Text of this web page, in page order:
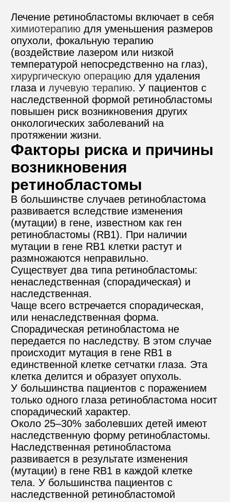
химиотерапию для уменьшения размеров
опухоли, фокальную терапию
(воздействие лазером или низкой
хирургическую операцию для удаления
глаза и лучевую терапию. У пациентов с
наследственной формой ретинобластомы
повышен риск возникновения других
онкологических заболеваний на
протяжении жизни.
Факторы риска и причины
возникновения
ретинобластомы
В большинстве случаев ретинобластома
развивается вследствие изменения
(мутации) в гене, известном как ген
ретинобластомы (RB1). При наличии
мутации в гене RB1 клетки растут и
размножаются неправильно.
Существует два типа ретинобластомы:
ненаследственная (спорадическая) и
наследственная.
Чаще всего встречается спорадическая,
или ненаследственная форма.
Спорадическая ретинобластома не
передается по наследству. В этом случае
происходит мутация в гене RB1 в
единственной клетке сетчатки глаза. Эта
клетка делится и образует опухоль.
У большинства пациентов с поражением
только одного глаза ретинобластома носит
спорадический характер.
Около 25–30% заболевших детей имеют
наследственную форму ретинобластомы.
Наследственная ретинобластома
развивается в результате изменения
(мутации) в гене RB1 в каждой клетке
тела. У большинства пациентов с
наследственной ретинобластомой